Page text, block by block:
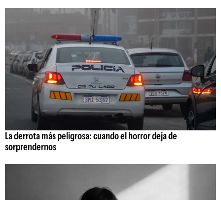
La derrota más peligrosa: cuando el horror deja de
sorprendernos